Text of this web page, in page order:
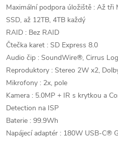
Maximální podpora úložiště : Až tři
SSD, až 12TB, 4TB každý
RAID : Bez RAID
Čtečka karet : SD Express 8.0
Audio čip : SoundWire®, Cirrus
Reproduktory : Stereo 2W x2,
Mikrofony : 2x, pole
Kamera : 5.0MP + IR s krytkou a
Detection na ISP
Baterie : 99.9Wh
Napájecí adaptér : 180W USB-C®